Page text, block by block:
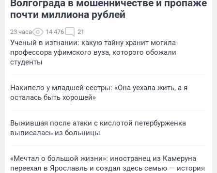
Волгограда в мошенничестве и пропаже
почти миллиона рублей
23 часа 14 476 21
Ученый в изгнании: какую тайну хранит могила
профессора уфимского вуза, которого обожали
студенты
Накипело у младшей сестры: «Она уехала жить, а я
осталась быть хорошей»
Выжившая после атаки с кислотой петербурженка
выписалась из больницы
«Мечтал о большой жизни»: иностранец из Камеруна
переехал в Ярославль и создал здесь семью — история